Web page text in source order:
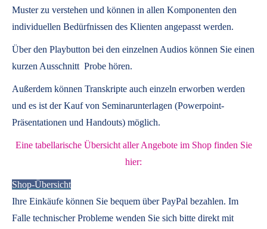
Muster zu verstehen und können in allen Komponenten den
individuellen Bedürfnissen des Klienten angepasst werden.
Über den Playbutton bei den einzelnen Audios können Sie einen
kurzen Ausschnitt Probe hören.
Außerdem können Transkripte auch einzeln erworben werden
und es ist der Kauf von Seminarunterlagen (Powerpoint-
Präsentationen und Handouts) möglich.
Eine tabellarische Übersicht aller Angebote im Shop finden Sie
hier:
Shop-Übersicht
Ihre Einkäufe können Sie bequem über PayPal bezahlen. Im
Falle technischer Probleme wenden Sie sich bitte direkt mit